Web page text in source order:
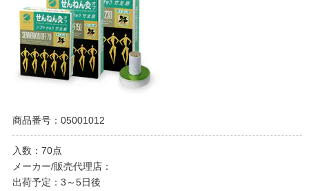
商品番号：05001012
入数：70点
メーカー/販売代理店：
出荷予定：3～5日後